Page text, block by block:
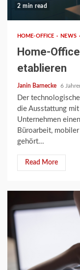
2 min read
HOME-OFFICE NEWS
Home-
etablieren
Janin Barnecke 6
Der
die Ausstattung
Unternehmen
Büroarbeit,
gehört...
Read More